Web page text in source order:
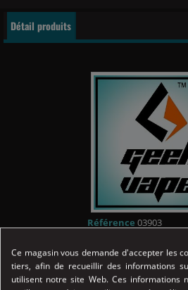
Détail produits
Référence 03903
Fiche technique
FORMAT
Ce magasin vous demande d'accepter les
tiers, afin de recueillir des informations
utilisent notre site Web. Ces informations